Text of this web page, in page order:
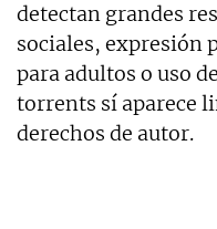
detectan grandes
sociales, expresión
para adultos o uso
torrents sí aparece
derechos de autor.